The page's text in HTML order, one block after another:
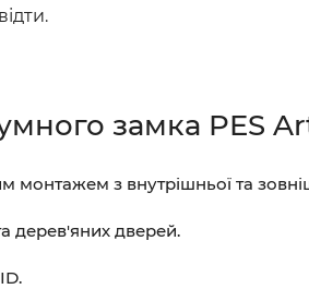
замка PES
монтажем з внутрішньої та
дерев'яних дверей.